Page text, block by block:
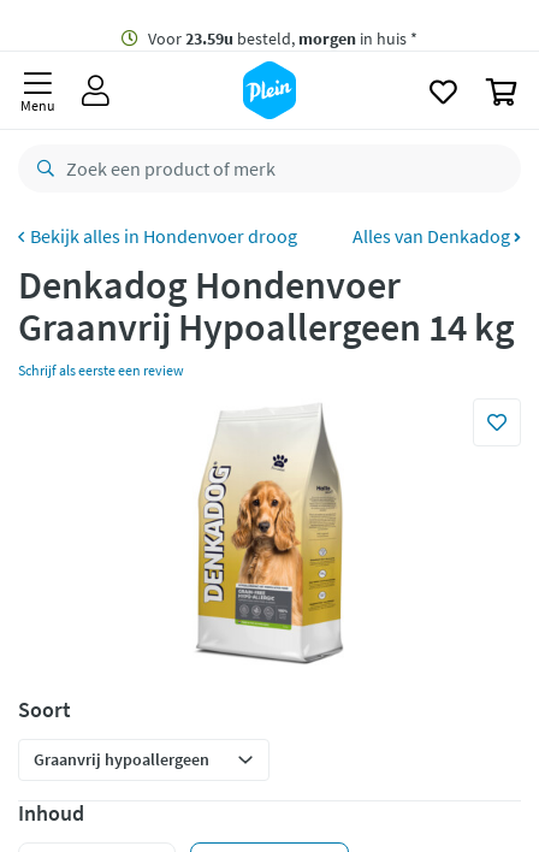
besteld,
retourneren
CO2 neutraal bezorgd
Betaal met Klarna
Menu
Hondenvoer droog Alles van Denkadog
Denkadog Hondenvoer
Graanvrij Hypoallergeen 14 kg
Schrijf als eerste een review
Soort
Inhoud